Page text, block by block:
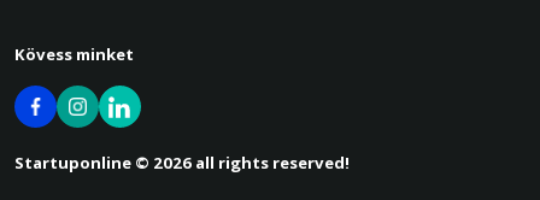
Kövess minket
Startuponline © 2026 all rights reserved!